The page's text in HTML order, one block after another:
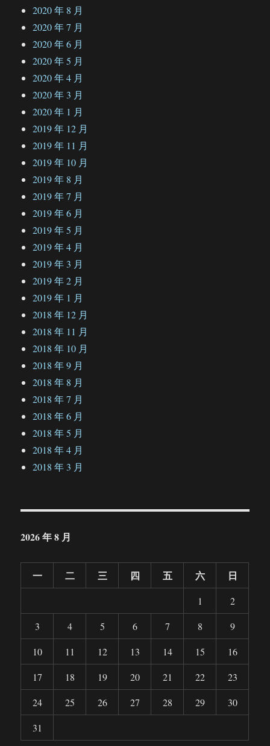
2020 年 8 月
2020 年 7 月
2020 年 6 月
2020 年 5 月
2020 年 4 月
2020 年 3 月
2020 年 1 月
2019 年 12 月
2019 年 11 月
2019 年 10 月
2019 年 8 月
2019 年 7 月
2019 年 6 月
2019 年 5 月
2019 年 4 月
2019 年 3 月
2019 年 2 月
2019 年 1 月
2018 年 12 月
2018 年 11 月
2018 年 10 月
2018 年 9 月
2018 年 8 月
2018 年 7 月
2018 年 6 月
2018 年 5 月
2018 年 4 月
2018 年 3 月
2026 年 8 月
一 二 三 四 五 六 日
1
2
3
4 5 6 7 8
9
10
11 12 13 14 15
16
17
18 19 20 21 22
23
24
25 26 27 28 29
30
31